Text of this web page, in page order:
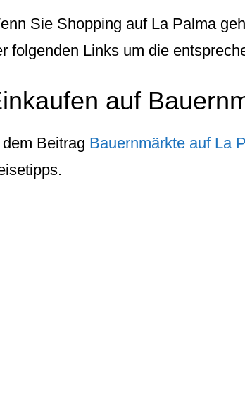
Sie Shopping auf La Palma
folgenden Links um die
auf
dem Beitrag Bauernmärkte auf La